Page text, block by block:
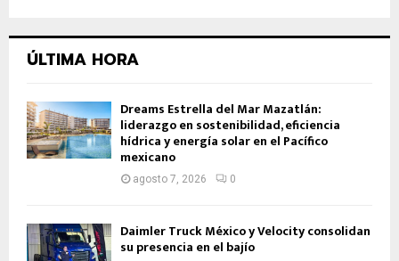
ÚLTIMA HORA
Dreams Estrella del Mar Mazatlán:
liderazgo en sostenibilidad, eficiencia
hídrica y energía solar en el Pacífico
mexicano
agosto 7, 2026 0
Daimler Truck México y Velocity consolidan
su presencia en el bajío